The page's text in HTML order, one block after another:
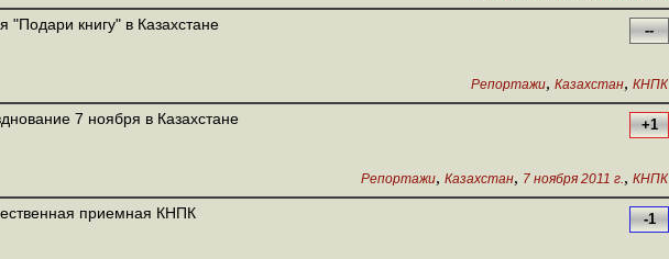
"Подари книгу" в Казахстане --
Репортажи, Казахстан, КНПК
7 ноября в Казахстане +1
Репортажи, Казахстан, 7 ноября 2011 г., КНПК
приемная КНПК -1